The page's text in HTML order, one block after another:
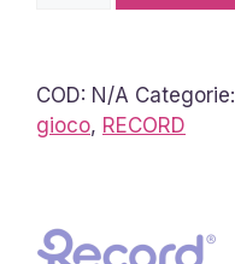
Cani
Woodstock
COD: N/A Categorie:
gioco, RECORD